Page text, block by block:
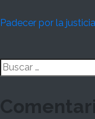
entradas
Padecer por la
Buscar: